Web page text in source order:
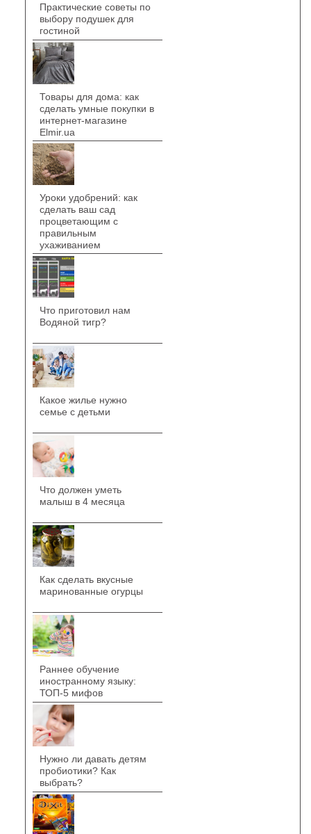
Практические советы по
выбору подушек для
гостиной
Товары для дома: как
сделать умные покупки в
интернет-магазине
Elmir.ua
Уроки удобрений: как
сделать ваш сад
процветающим с
правильным
ухаживанием
Что приготовил нам
Водяной тигр?
Какое жилье нужно
семье с детьми
Что должен уметь
малыш в 4 месяца
Как сделать вкусные
маринованные огурцы
Раннее обучение
иностранному языку:
ТОП-5 мифов
Нужно ли давать детям
пробиотики? Как
выбрать?